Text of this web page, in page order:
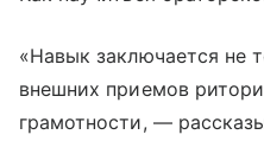
«Навык заключается не
внешних приемов
грамотности, —